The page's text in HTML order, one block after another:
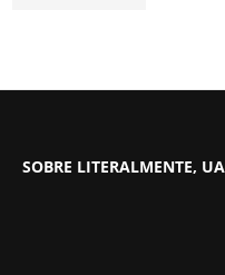
SOBRE LITERALMENTE,